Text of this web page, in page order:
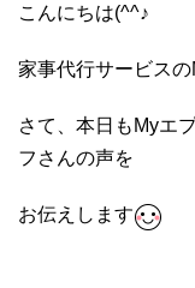
こんにちは(^^♪
家事代行サービスの
さて、本日もMyエ
フさんの声を
お伝えします